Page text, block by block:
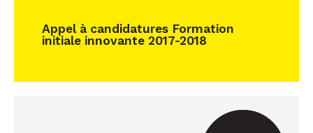
Appel à candidatures Formation
initiale innovante 2017-2018